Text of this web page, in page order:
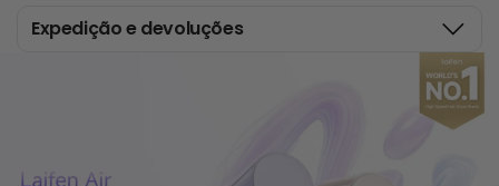
Expedição e devoluções